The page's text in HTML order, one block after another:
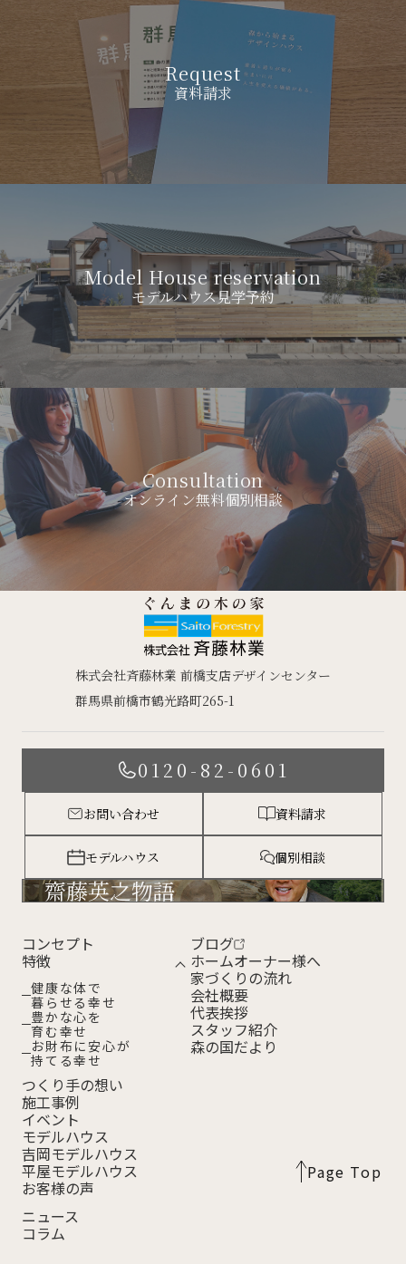
Request
資料請求
Model House reservation
モデルハウス見学予約
Consultation
オンライン無料個別相談
株式会社斉藤林業 前橋支店デザインセンター
群馬県前橋市鶴光路町265-1
コンセプト
特徴
健康な体で
暮らせる幸せ
豊かな心を
育む幸せ
お財布に安心が
持てる幸せ
つくり手の想い
施工事例
イベント
モデルハウス
吉岡モデルハウス
平屋モデルハウス
お客様の声
ニュース
コラム
ブログ
ホームオーナー様へ
家づくりの流れ
会社概要
代表挨拶
スタッフ紹介
森の国だより
0120-82-0601
お問い合わせ 資料請求
モデルハウス 個別相談
齋藤英之物語
Page Top